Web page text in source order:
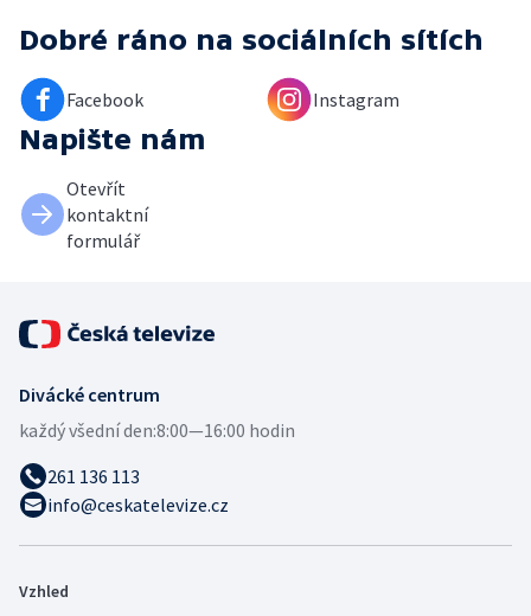
Dobré ráno na sociálních sítích
Facebook Instagram
Napište nám
Otevřít
kontaktní
formulář
Divácké centrum
každý všední den:8:00—16:00 hodin
261 136 113
info@ceskatelevize.cz
Vzhled